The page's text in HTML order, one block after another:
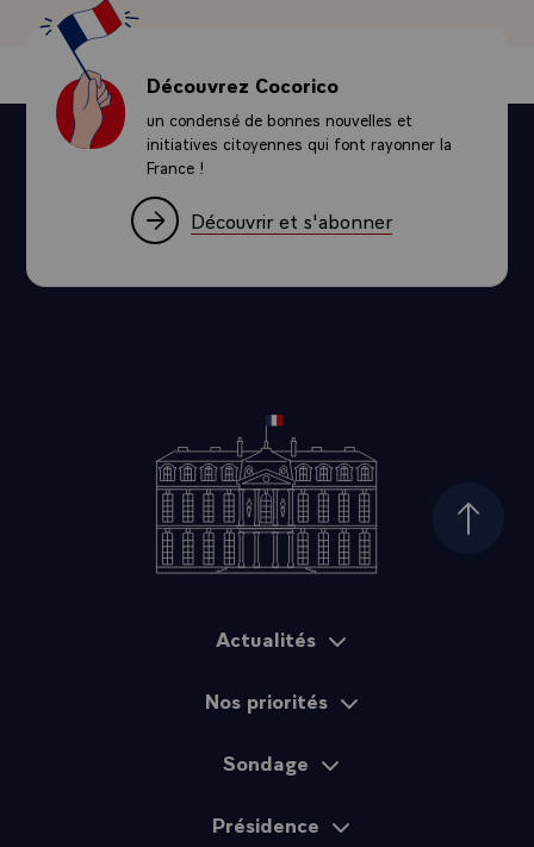
Découvrez Cocorico
un condensé de bonnes nouvelles et
initiatives citoyennes qui font rayonner la
France !
Découvrir et s'abonner
Haut
Actualités
Nos priorités
Sondage
Présidence